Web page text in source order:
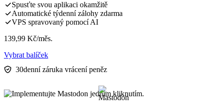
Spusťte svou aplikaci okamžitě
Automatické týdenní zálohy zdarma
VPS spravovaný pomocí AI
139,99 Kč/měs.
Vybrat balíček
30denní záruka vrácení peněz